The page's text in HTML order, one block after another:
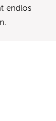
endlos